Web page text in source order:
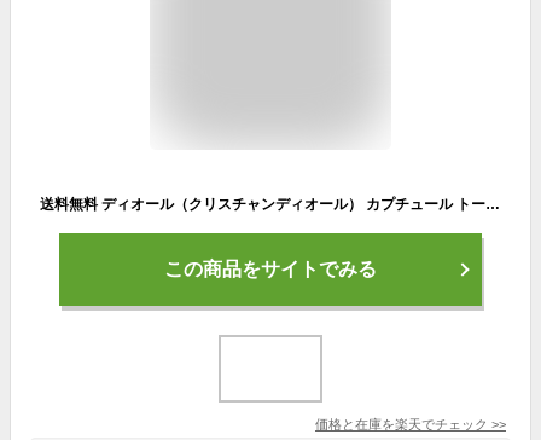
送料無料 ディオール（クリスチャンディオール） カプチュール トータル インテンシブ エッセンス ローション 150ml | Christian Dior 化粧水
この商品をサイトでみる
価格と在庫を楽天でチェック >>